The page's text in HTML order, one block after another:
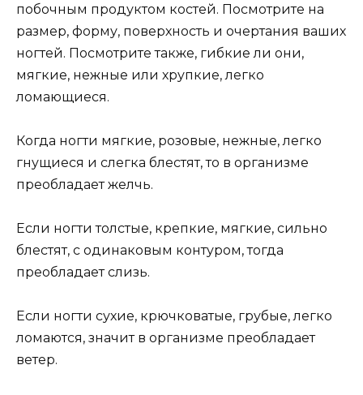
побочным продуктом костей. Посмотрите на
размер, форму, поверхность и очертания ваших
ногтей. Посмотрите также, гибкие ли они,
мягкие, нежные или хрупкие, легко
ломающиеся.
Когда ногти мягкие, розовые, нежные, легко
гнущиеся и слегка блестят, то в организме
преобладает желчь.
Если ногти толстые, крепкие, мягкие, сильно
блестят, с одинаковым контуром, тогда
преобладает слизь.
Если ногти сухие, крючковатые, грубые, легко
ломаются, значит в организме преобладает
ветер.